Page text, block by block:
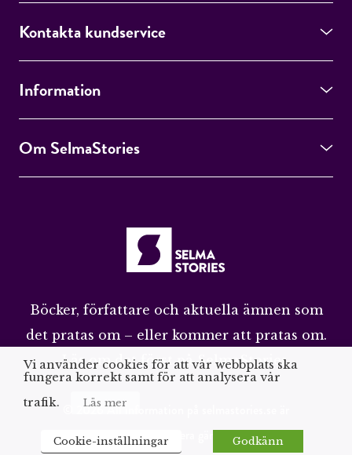
Kontakta kundservice
Information
Om SelmaStories
Böcker, författare och aktuella ämnen som
det pratas om – eller kommer att pratas om.
Läs om det först på SelmaStories.
© 2026 All information på selmastories.se är
upphovsrättsskyddad. Citera gärna men ange källa
Vi använder cookies för att vår webbplats ska
fungera korrekt samt för att analysera vår
trafik.
Läs mer
Cookie-inställningar Godkänn